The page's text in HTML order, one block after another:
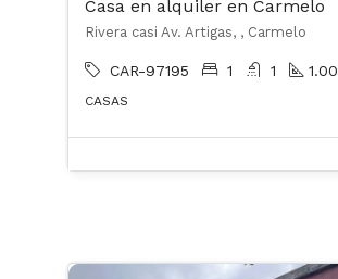
Casa en alquiler en Carmelo
Rivera casi Av. Artigas, , Carmelo
CAR-97195 1 1 1.00
CASAS